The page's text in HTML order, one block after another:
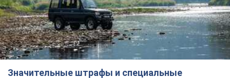
Украине не помешает взять пример со стран Европы
8.08.2026 05:10 2,0 т.
В Прикарпатье после аномальной
жары прошел сильный ливень: